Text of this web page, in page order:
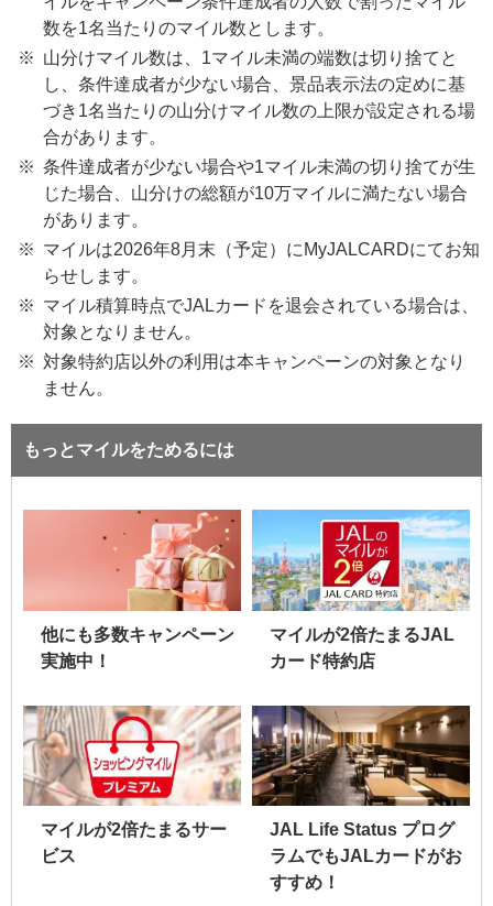
数を1名当たりのマイル数とします。
山分けマイル数は、1マイル未満の端数は切り捨てと
し、条件達成者が少ない場合、景品表示法の定めに基
づき1名当たりの山分けマイル数の上限が設定される場
合があります。
条件達成者が少ない場合や1マイル未満の切り捨てが生
じた場合、山分けの総額が10万マイルに満たない場合
があります。
マイルは2026年8月末（予定）にMyJALCARDにてお知
らせします。
マイル積算時点でJALカードを退会されている場合は、
対象となりません。
対象特約店以外の利用は本キャンペーンの対象となり
ません。
もっとマイルをためるには
他にも多数キャンペーン
実施中！
マイルが2倍たまるJAL
カード特約店
マイルが2倍たまるサー
ビス
JAL Life Status プログ
ラムでもJALカードがお
すすめ！